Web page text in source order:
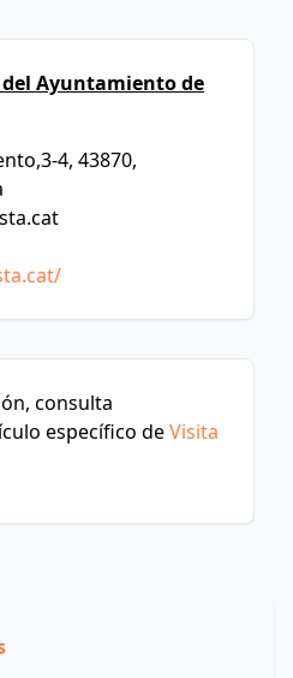
Ayuntamiento de
4, 43870,
consulta
específico deVisita